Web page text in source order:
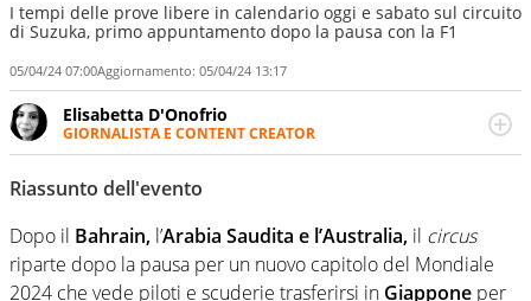
I tempi delle prove libere in calendario oggi e sabato sul circuito
di Suzuka, primo appuntamento dopo la pausa con la F1
05/04/24 07:00Aggiornamento: 05/04/24 13:17
Elisabetta D'Onofrio
GIORNALISTA E CONTENT CREATOR
Giornalista professionista dal 2007, scrive per curiosità
personale e necessità: soprattutto di calcio, di sport e dei
suoi protagonisti, concedendosi innocenti evasioni
destra, oggi si sente a suo agio nel ruolo di libero. Cura
una classifica riservata dei migliori 5 calciatori di sempre.
Riassunto dell'evento
Dopo il Bahrain, l’Arabia Saudita e l’Australia, il circus
riparte dopo la pausa per un nuovo capitolo del Mondiale
2024 che vede piloti e scuderie trasferirsi in Giappone per